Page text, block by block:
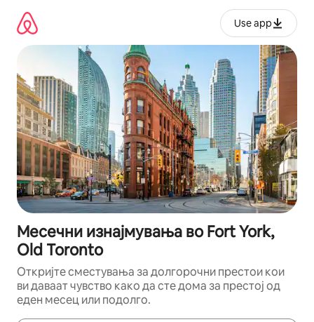
содржина
Use app
Месечни изнајмувања во Fort York,
Old Toronto
Откријте сместувања за долгорочни престои кои
ви даваат чувство како да сте дома за престој од
еден месец или подолго.